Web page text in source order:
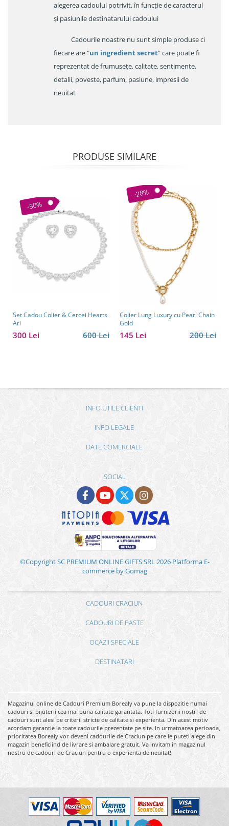
alegerea cadoulul potrivit, în funcție de caracterul
și pasiunile destinatarului cadoului
Cadourile noastre nu sunt simple produse ci
fiecare are "un ingredient secret" care poate fi
reprezentat de frumusețe, calitate, sentimente,
detalii, poveste, parfum, pasiune, impresii de
neuitat
PRODUSE SIMILARE
-50%
Set Cadou Colier & Cercei Hearts
Ari
600 Lei
300 Lei
-28%
Colier Lung Luxury cu Pearl Chain
Gold
200 Lei
145 Lei
INFO UTILE CLIENTI
INFO LEGALE
DATE COMERCIALE
SOCIAL
©Copyright SC PREMIUM ONLINE GIFTS SRL 2026 Platforma E-
commerce by Gomag
CADOURI CRACIUN
CADOURI DE PASTE
OCAZII SPECIALE
DESTINATARI
Magazinul online de Cadouri Premium Borealy va pune la dispozitie numai
cadouri si bijuterii cea mai buna calitate garantata. Toti furnizorii nostri de
cadouri sunt alesi pe criterii stricte de calitate si experienta. Din acest motiv
acordam garantie la toate cadourile prezentate pe site. In urmatoarea perioada,
prioritatea Borealy vor deveni cadourile de Craciun pe care le puteti alege din
magazin beneficiind de livrare si ambalare gratuit. Va invitam in magazinul
nostru de cadouri de Craciun pentru o experienta de neuitat!